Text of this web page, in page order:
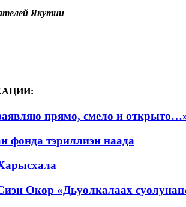
Якутии
прямо, смело и
фонда тэриллиэн наада
Өкөр «Дьуолкалаах